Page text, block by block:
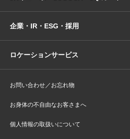
企業・IR・ESG・採用
ロケーションサービス
お問い合わせ／お忘れ物
お身体の不自由なお客さまへ
個人情報の取扱いについて